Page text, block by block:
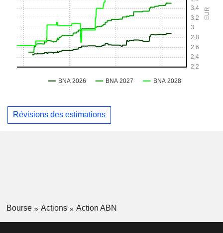
Révisions des estimations
Bourse Actions Action ABN